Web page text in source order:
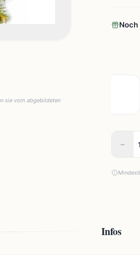
sie vom abgebildeten
+ 3,50 €
−
Infos